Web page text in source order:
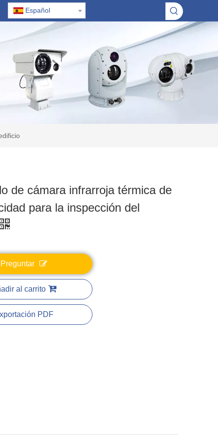
Español
de cámara infrarroja térmica de
para la inspección del
Preguntar
al carrito
PDF